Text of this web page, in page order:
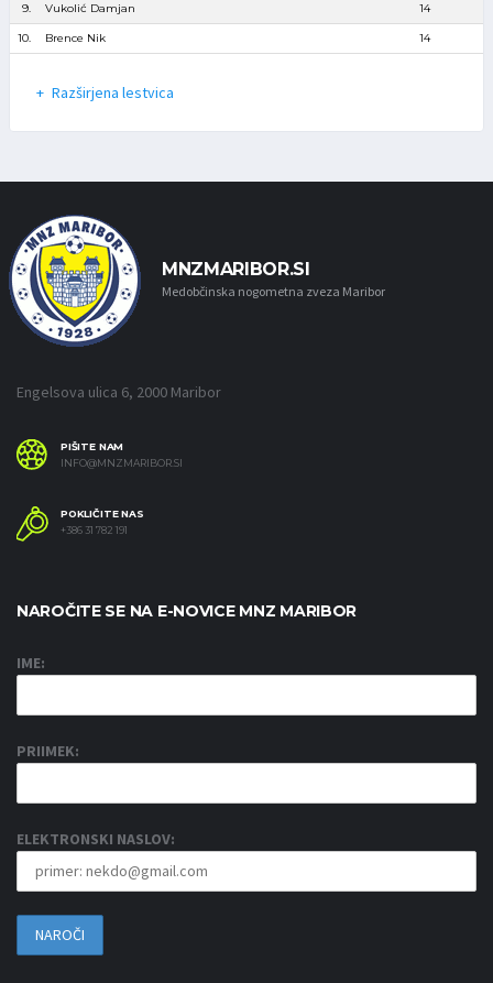
9. Vukolić Damjan 14
10. Brence Nik 14
Razširjena lestvica
MNZMARIBOR.SI
Medobčinska nogometna zveza Maribor
Engelsova ulica 6, 2000 Maribor
PIŠITE NAM
INFO@MNZMARIBOR.SI
POKLIČITE NAS
+386 31 782 191
NAROČITE SE NA E-NOVICE MNZ MARIBOR
IME:
PRIIMEK:
ELEKTRONSKI NASLOV: